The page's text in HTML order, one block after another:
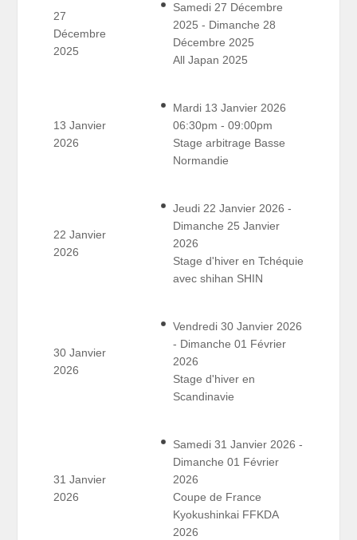
27
Décembre
2025
Samedi 27 Décembre
2025 - Dimanche 28
Décembre 2025
All Japan 2025
13 Janvier
2026
Mardi 13 Janvier 2026
06:30pm - 09:00pm
Stage arbitrage Basse
Normandie
22 Janvier
2026
Jeudi 22 Janvier 2026 -
Dimanche 25 Janvier
2026
Stage d'hiver en Tchéquie
avec shihan SHIN
30 Janvier
2026
Vendredi 30 Janvier 2026
- Dimanche 01 Février
2026
Stage d'hiver en
Scandinavie
31 Janvier
2026
Samedi 31 Janvier 2026 -
Dimanche 01 Février
2026
Coupe de France
Kyokushinkai FFKDA
2026